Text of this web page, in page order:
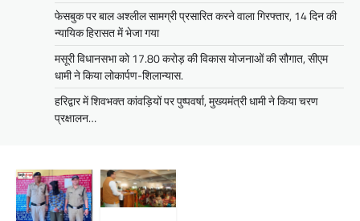
फेसबुक पर बाल अश्लील सामग्री प्रसारित करने वाला गिरफ्तार, 14 दिन की
न्यायिक हिरासत में भेजा गया
मसूरी विधानसभा को 17.80 करोड़ की विकास योजनाओं की सौगात, सीएम
धामी ने किया लोकार्पण-शिलान्यास.
हरिद्वार में शिवभक्त कांवड़ियों पर पुष्पवर्षा, मुख्यमंत्री धामी ने किया चरण
प्रक्षालन…